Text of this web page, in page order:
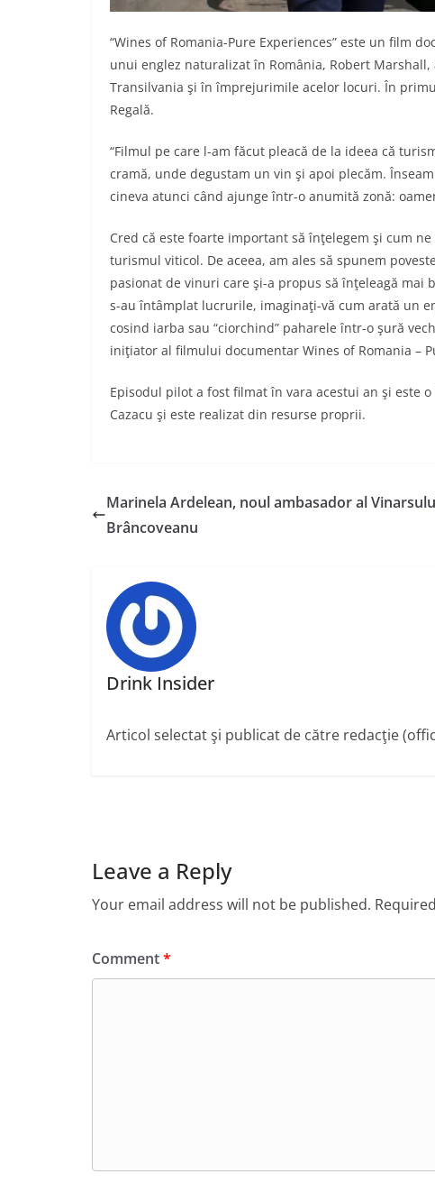
“Wines of Romania-Pure Experiences” este un film
unui englez naturalizat în România, Robert
Transilvania şi în împrejurimile acelor locuri. În
Regală.
“Filmul pe care l-am făcut pleacă de la ideea că
cramă, unde degustam un vin şi apoi plecăm.
cineva atunci când ajunge într-o anumită zonă:
Cred că este foarte important să înţelegem şi cum
turismul viticol. De aceea, am ales să spunem
pasionat de vinuri care şi-a propus să înţeleagă mai
s-au întâmplat lucrurile, imaginaţi-vă cum arată un
cosind iarba sau “ciorchind” paharele într-o şură
iniţiator al filmului documentar Wines of Romania –
Episodul pilot a fost filmat în vara acestui an şi este
Cazacu şi este realizat din resurse proprii.
Marinela Ardelean, noul ambasador al
Brâncoveanu
Drink Insider
Articol selectat şi publicat de către redacţie
Leave a Reply
Your email address will not be published.
Comment*